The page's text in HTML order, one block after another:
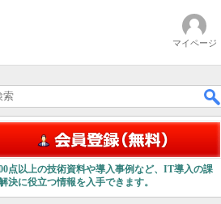
マイページ
点以上の技術資料や導入事例など、IT導入の課
決に役立つ情報を入手できます。